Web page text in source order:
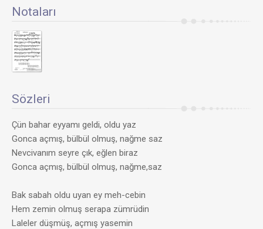
Notaları
Sözleri
Çün bahar eyyamı geldi, oldu yaz
Gonca açmış, bülbül olmuş, nağme saz
Nevcivanım seyre çık, eğlen biraz
Gonca açmış, bülbül olmuş, nağme,saz
Bak sabah oldu uyan ey meh-cebin
Hem zemin olmuş serapa zümrüdin
Laleler düşmüş, açmış yasemin